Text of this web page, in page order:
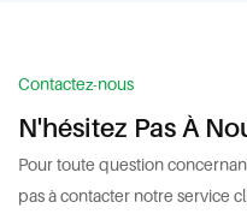
Contactez-nous
N'hésitez Pas À
Pour toute question
pas à contacter notre service